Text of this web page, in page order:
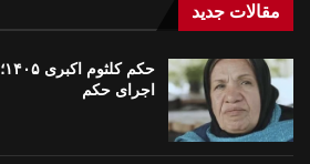
مقالات جدید
اجرای حکم